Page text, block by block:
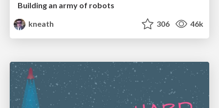
Building an army of robots
kneath
306 46k